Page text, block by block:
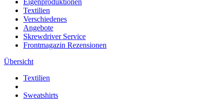
Eigenproduktionen
Textilien
Verschiedenes
Angebote
Skrewdriver Service
Frontmagazin Rezensionen
Übersicht
Textilien
Sweatshirts